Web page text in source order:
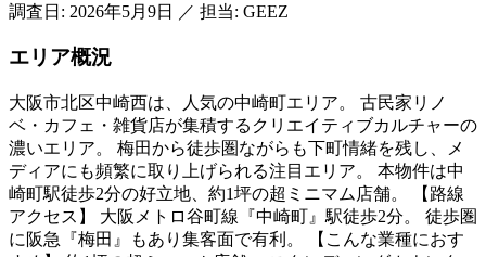
調査日: 2026年5月9日 ／ 担当: GEEZ
エリア概況
大阪市北区中崎西は、人気の中崎町エリア。 古民家リノ
ベ・カフェ・雑貨店が集積するクリエイティブカルチャーの
濃いエリア。 梅田から徒歩圏ながらも下町情緒を残し、メ
ディアにも頻繁に取り上げられる注目エリア。 本物件は中
崎町駅徒歩2分の好立地、約1坪の超ミニマム店舗。 【路線
アクセス】 大阪メトロ谷町線『中崎町』駅徒歩2分。 徒歩圏
に阪急『梅田』もあり集客面で有利。 【こんな業種におす